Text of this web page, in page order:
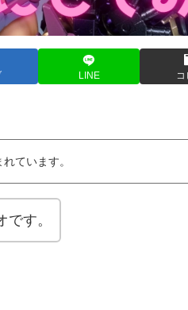
LINE
ています。
です。